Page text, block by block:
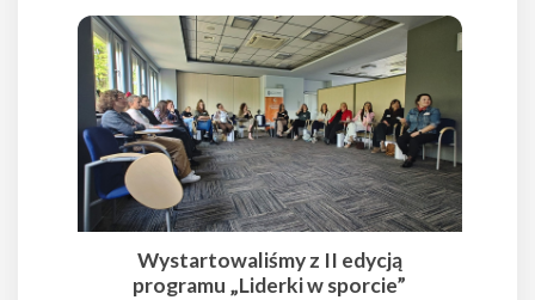
Wystartowaliśmy z II edycją
programu „Liderki w sporcie”